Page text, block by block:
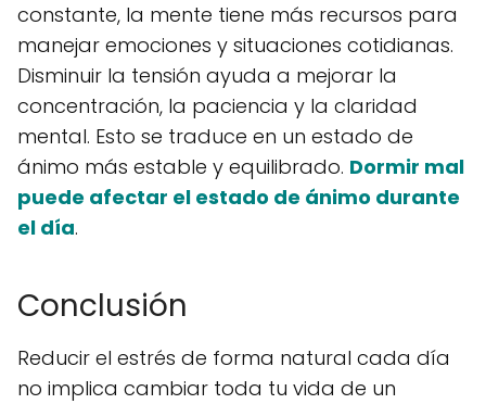
constante, la mente tiene más recursos para
manejar emociones y situaciones cotidianas.
Disminuir la tensión ayuda a mejorar la
concentración, la paciencia y la claridad
mental. Esto se traduce en un estado de
ánimo más estable y equilibrado. Dormir mal
puede afectar el estado de ánimo durante
el día.
Conclusión
Reducir el estrés de forma natural cada día
no implica cambiar toda tu vida de un